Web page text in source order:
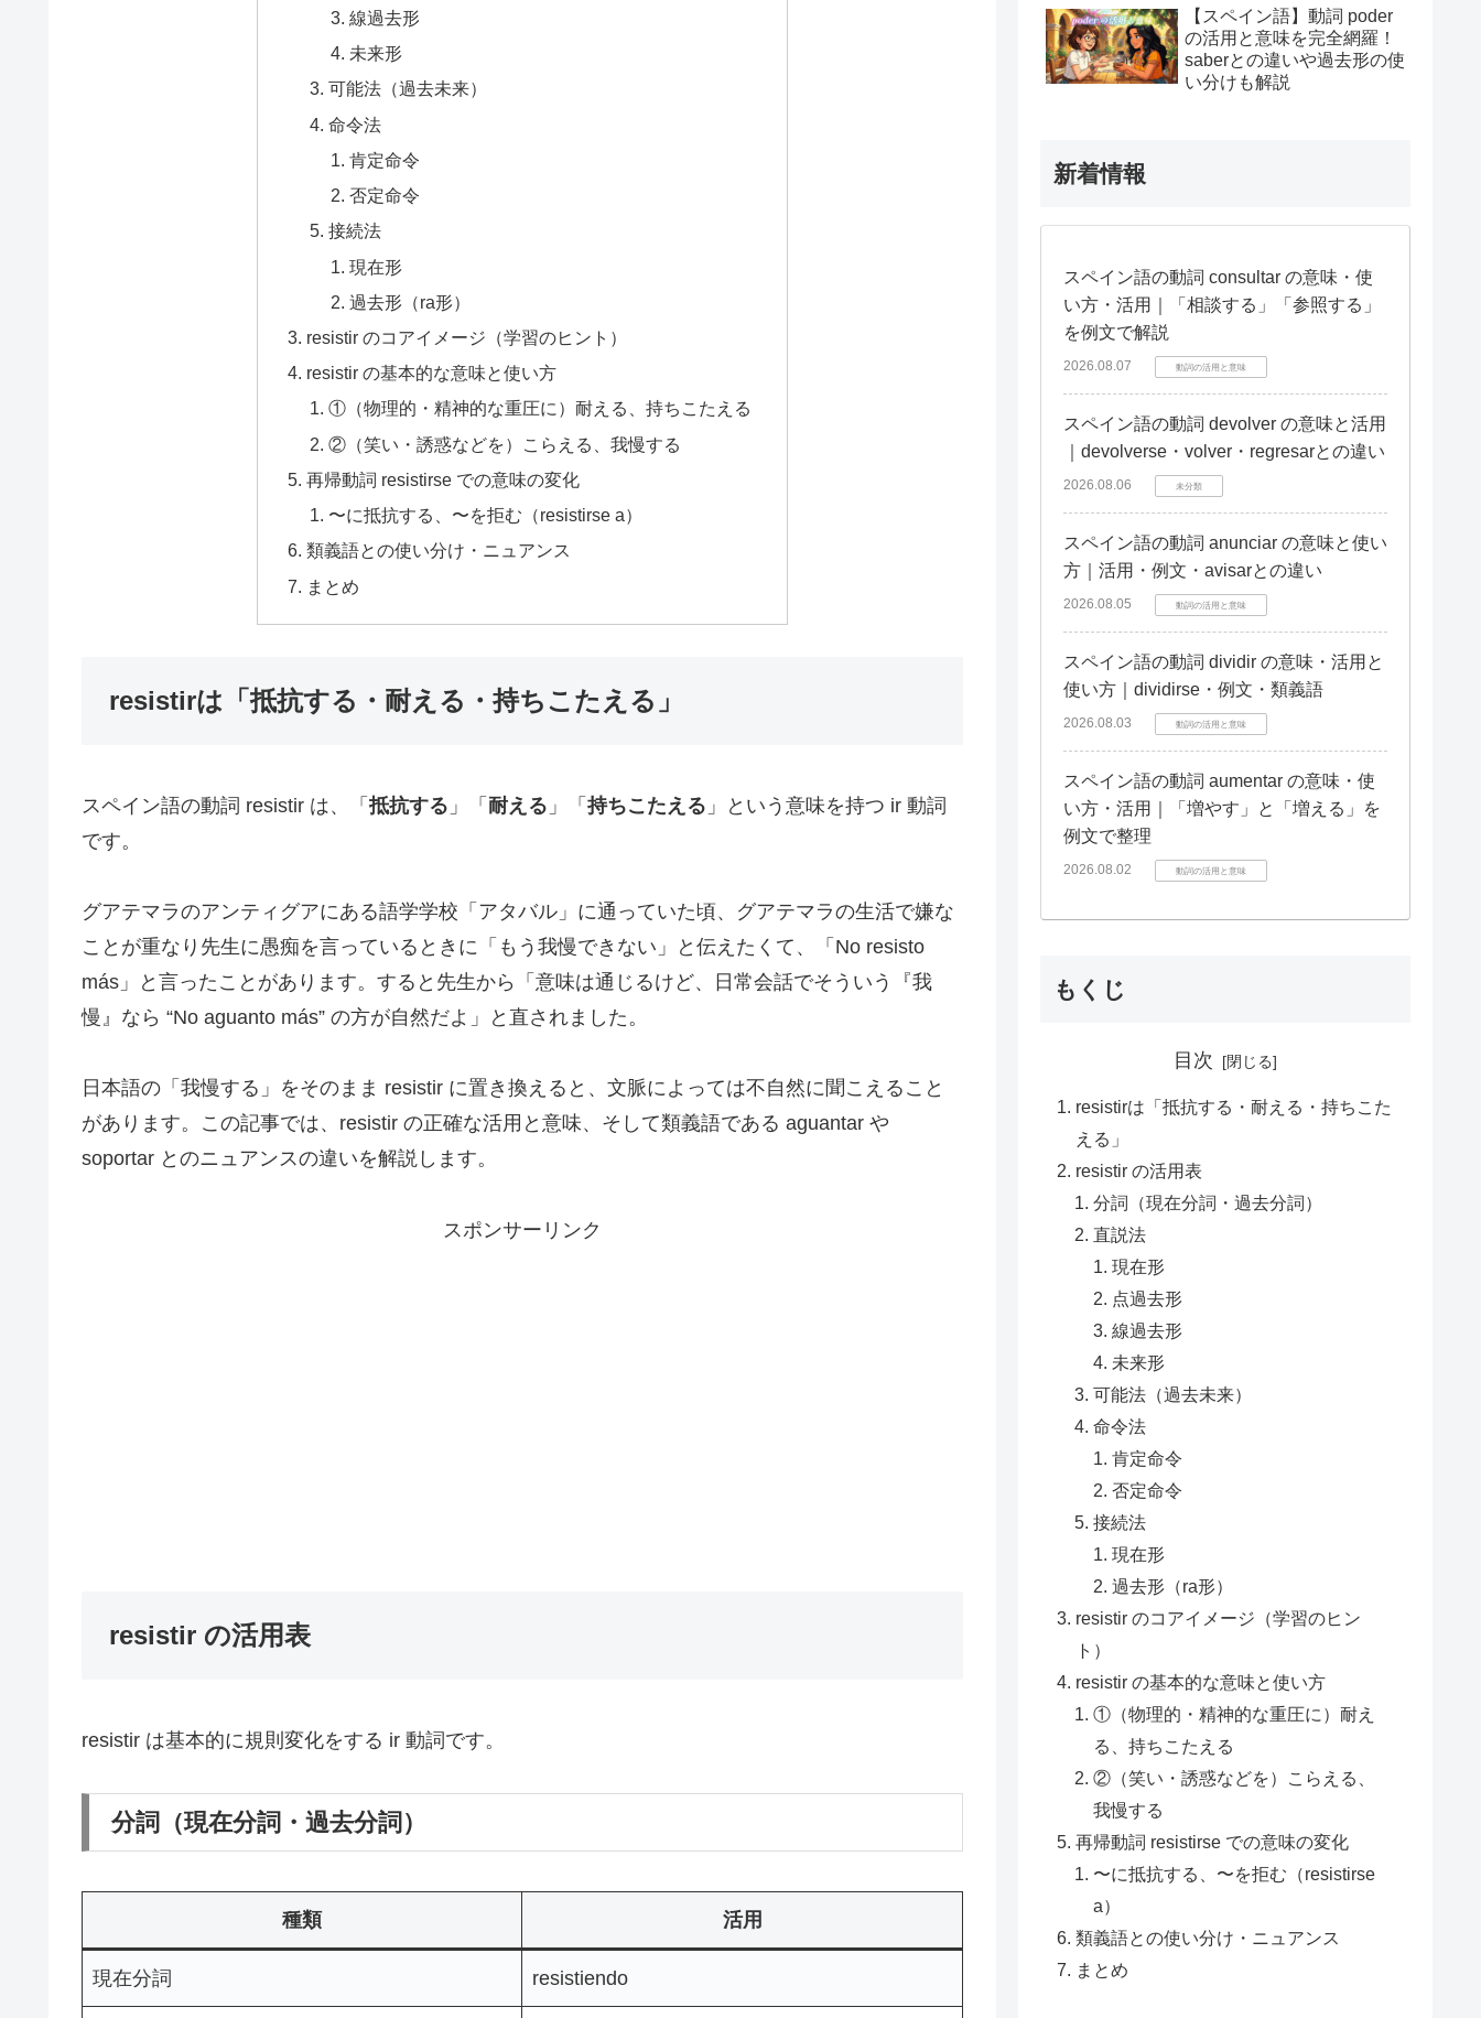
線過去形
未来形
可能法（過去未来）
命令法
肯定命令
否定命令
接続法
現在形
過去形（ra形）
resistir のコアイメージ（学習のヒント）
resistir の基本的な意味と使い方
①（物理的・精神的な重圧に）耐える、持ちこたえる
②（笑い・誘惑などを）こらえる、我慢する
再帰動詞 resistirse での意味の変化
〜に抵抗する、〜を拒む（resistirse a）
類義語との使い分け・ニュアンス
まとめ
resistirは「抵抗する・耐える・持ちこたえる」
スペイン語の動詞 resistir は、「 抵抗する 」「 耐える 」「 持ちこたえる 」という意味を持つ ir 動詞
です。
グアテマラのアンティグアにある語学学校「アタバル」に通っていた頃、グアテマラの生活で嫌な
ことが重なり先生に愚痴を言っているときに「もう我慢できない」と伝えたくて、「No resisto
más」と言ったことがあります。すると先生から「意味は通じるけど、日常会話でそういう『我
慢』なら “No aguanto más” の方が自然だよ」と直されました。
日本語の「我慢する」をそのまま resistir に置き換えると、文脈によっては不自然に聞こえること
があります。この記事では、resistir の正確な活用と意味、そして類義語である aguantar や
soportar とのニュアンスの違いを解説します。
スポンサーリンク
resistir の活用表
resistir は基本的に規則変化をする ir 動詞です。
分詞（現在分詞・過去分詞）
種類 活用
現在分詞 resistiendo
【スペイン語】動詞 poder
の活用と意味を完全網羅！
saberとの違いや過去形の使
い分けも解説
新着情報
スペイン語の動詞 consultar の意味・使
い方・活用｜「相談する」「参照する」
を例文で解説
2026.08.07 動詞の活用と意味
スペイン語の動詞 devolver の意味と活用
｜devolverse・volver・regresarとの違い
2026.08.06 未分類
スペイン語の動詞 anunciar の意味と使い
方｜活用・例文・avisarとの違い
2026.08.05 動詞の活用と意味
スペイン語の動詞 dividir の意味・活用と
使い方｜dividirse・例文・類義語
2026.08.03 動詞の活用と意味
スペイン語の動詞 aumentar の意味・使
い方・活用｜「増やす」と「増える」を
例文で整理
2026.08.02 動詞の活用と意味
もくじ
目次
resistirは「抵抗する・耐える・持ちこた
える」
resistir の活用表
分詞（現在分詞・過去分詞）
直説法
現在形
点過去形
線過去形
未来形
可能法（過去未来）
命令法
肯定命令
否定命令
接続法
現在形
過去形（ra形）
resistir のコアイメージ（学習のヒン
ト）
resistir の基本的な意味と使い方
①（物理的・精神的な重圧に）耐え
る、持ちこたえる
②（笑い・誘惑などを）こらえる、
我慢する
再帰動詞 resistirse での意味の変化
〜に抵抗する、〜を拒む（resistirse
a）
類義語との使い分け・ニュアンス
まとめ